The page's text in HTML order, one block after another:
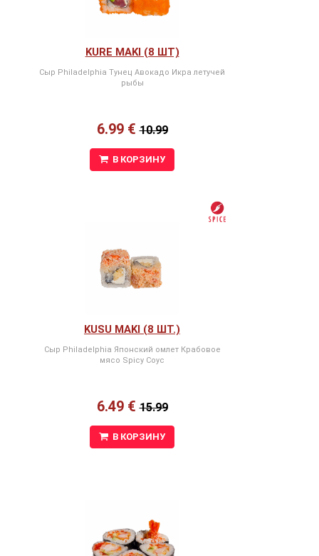
KURE MAKI (8 ШТ)
Сыр Philadelphia Тунец Авокадо Икра летучей
рыбы
6.99 €10.99
В КОРЗИНУ
KUSU MAKI (8 ШТ.)
Сыр Philadelphia Японский омлет Крабовое
мясо Spicy Соус
6.49 €15.99
В КОРЗИНУ